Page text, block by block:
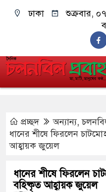
ঢাকা
শুক্রবার,
প্রচ্ছদ অন্যান্য,
ধানের শীষে ফিরলেন
আহ্বায়ক জুয়েল
ধানের শীষে ফিরলেন
বহিষ্কৃত আহ্বায়ক জুয়েল